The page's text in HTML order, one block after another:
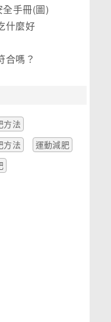
手冊(圖)
什麼好
合嗎？
方法
方法
運動減肥